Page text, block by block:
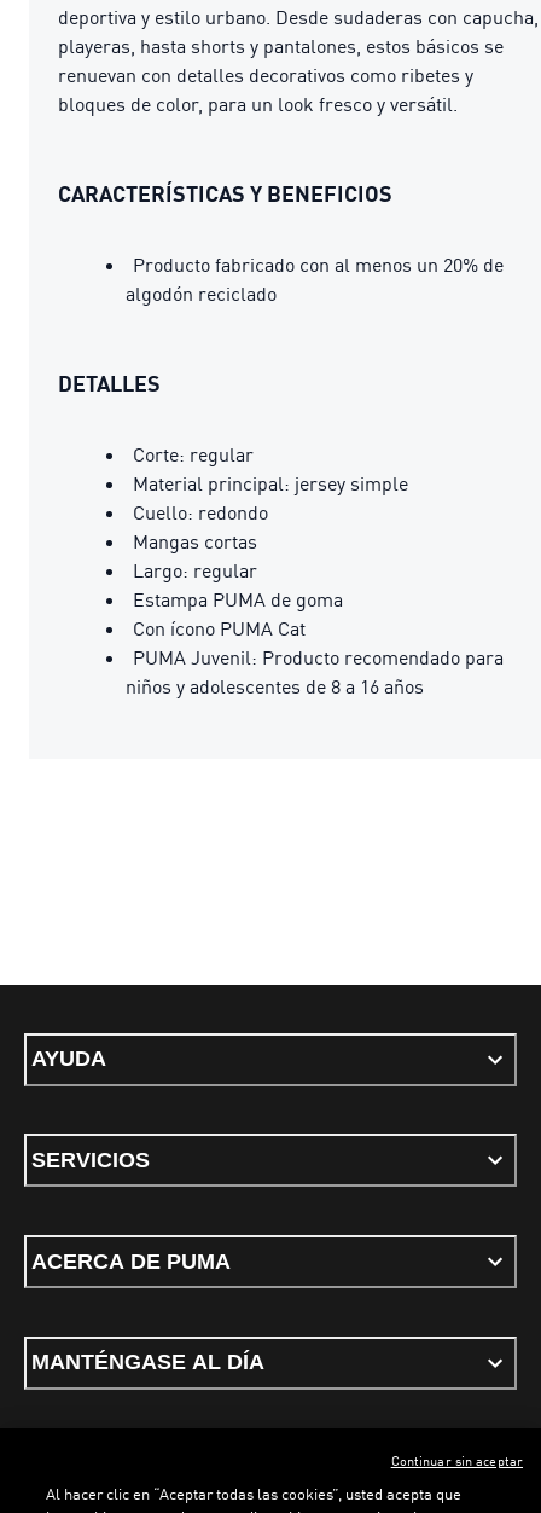
deportiva y estilo urbano. Desde sudaderas con capucha,
playeras, hasta shorts y pantalones, estos básicos se
renuevan con detalles decorativos como ribetes y
bloques de color, para un look fresco y versátil.
CARACTERÍSTICAS Y BENEFICIOS
Producto fabricado con al menos un 20% de
algodón reciclado
DETALLES
Corte: regular
Material principal: jersey simple
Cuello: redondo
Mangas cortas
Largo: regular
Estampa PUMA de goma
Con ícono PUMA Cat
PUMA Juvenil: Producto recomendado para
niños y adolescentes de 8 a 16 años
AYUDA
SERVICIOS
ACERCA DE PUMA
MANTÉNGASE AL DÍA
ESPAÑOL
Al hacer clic en “Aceptar todas las cookies”, usted acepta que
Continuar sin aceptar